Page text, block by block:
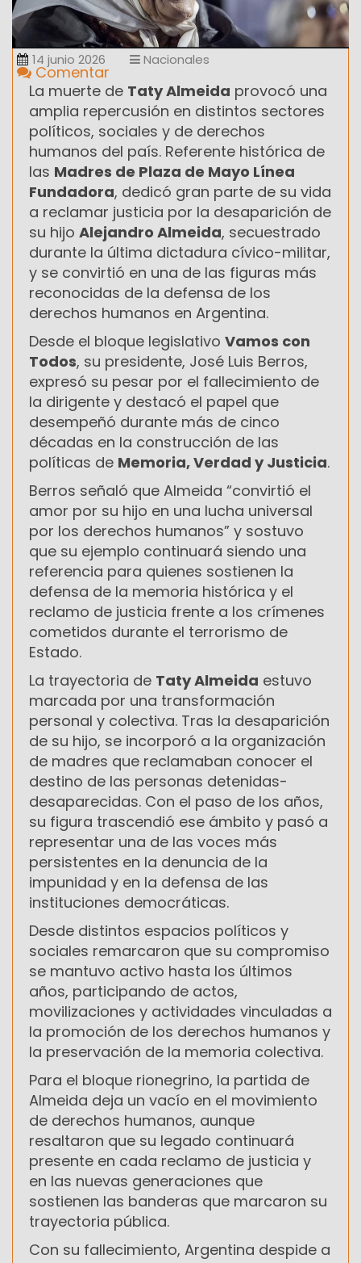
14 junio 2026 Nacionales
Comentar
La muerte de Taty Almeida provocó una
amplia repercusión en distintos sectores
políticos, sociales y de derechos
humanos del país. Referente histórica de
las Madres de Plaza de Mayo Línea
Fundadora, dedicó gran parte de su vida
a reclamar justicia por la desaparición de
su hijo Alejandro Almeida, secuestrado
durante la última dictadura cívico-militar,
y se convirtió en una de las figuras más
reconocidas de la defensa de los
derechos humanos en Argentina.
Desde el bloque legislativo Vamos con
Todos, su presidente, José Luis Berros,
expresó su pesar por el fallecimiento de
la dirigente y destacó el papel que
desempeñó durante más de cinco
décadas en la construcción de las
políticas de Memoria, Verdad y Justicia.
Berros señaló que Almeida “convirtió el
amor por su hijo en una lucha universal
por los derechos humanos” y sostuvo
que su ejemplo continuará siendo una
referencia para quienes sostienen la
defensa de la memoria histórica y el
reclamo de justicia frente a los crímenes
cometidos durante el terrorismo de
Estado.
La trayectoria de Taty Almeida estuvo
marcada por una transformación
personal y colectiva. Tras la desaparición
de su hijo, se incorporó a la organización
de madres que reclamaban conocer el
destino de las personas detenidas-
desaparecidas. Con el paso de los años,
su figura trascendió ese ámbito y pasó a
representar una de las voces más
persistentes en la denuncia de la
impunidad y en la defensa de las
instituciones democráticas.
Desde distintos espacios políticos y
sociales remarcaron que su compromiso
se mantuvo activo hasta los últimos
años, participando de actos,
movilizaciones y actividades vinculadas a
la promoción de los derechos humanos y
la preservación de la memoria colectiva.
Para el bloque rionegrino, la partida de
Almeida deja un vacío en el movimiento
de derechos humanos, aunque
resaltaron que su legado continuará
presente en cada reclamo de justicia y
en las nuevas generaciones que
sostienen las banderas que marcaron su
trayectoria pública.
Con su fallecimiento, Argentina despide a